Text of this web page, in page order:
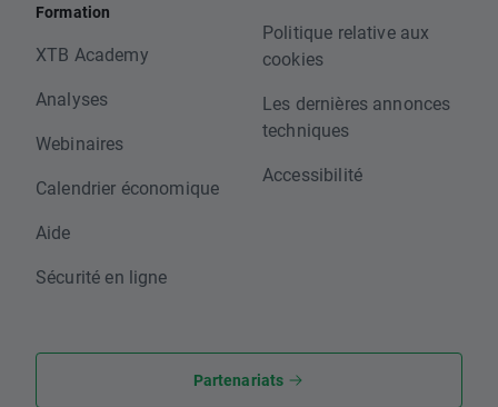
Formation
XTB Academy
Analyses
Webinaires
Calendrier économique
Aide
Sécurité en ligne
Politique relative aux
cookies
Les dernières annonces
techniques
Accessibilité
Partenariats